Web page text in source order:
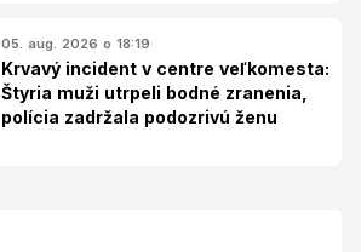
05. aug. 2026 o 18:19
Krvavý incident v centre veľkomesta:
Štyria muži utrpeli bodné zranenia,
polícia zadržala podozrivú ženu